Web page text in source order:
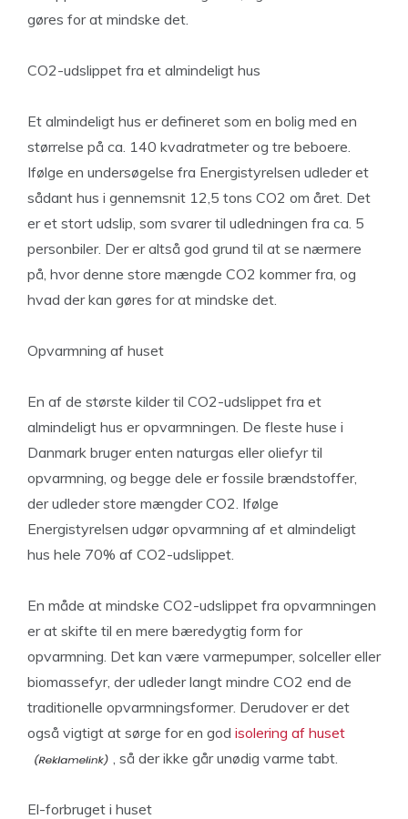
gøres for at mindske det.
CO2-udslippet fra et almindeligt hus
Et almindeligt hus er defineret som en bolig med en
størrelse på ca. 140 kvadratmeter og tre beboere.
Ifølge en undersøgelse fra Energistyrelsen udleder et
sådant hus i gennemsnit 12,5 tons CO2 om året. Det
er et stort udslip, som svarer til udledningen fra ca. 5
personbiler. Der er altså god grund til at se nærmere
på, hvor denne store mængde CO2 kommer fra, og
hvad der kan gøres for at mindske det.
Opvarmning af huset
En af de største kilder til CO2-udslippet fra et
almindeligt hus er opvarmningen. De fleste huse i
Danmark bruger enten naturgas eller oliefyr til
opvarmning, og begge dele er fossile brændstoffer,
der udleder store mængder CO2. Ifølge
Energistyrelsen udgør opvarmning af et almindeligt
hus hele 70% af CO2-udslippet.
En måde at mindske CO2-udslippet fra opvarmningen
er at skifte til en mere bæredygtig form for
opvarmning. Det kan være varmepumper, solceller eller
biomassefyr, der udleder langt mindre CO2 end de
traditionelle opvarmningsformer. Derudover er det
også vigtigt at sørge for en god isolering af huset
, så der ikke går unødig varme tabt.
El-forbruget i huset